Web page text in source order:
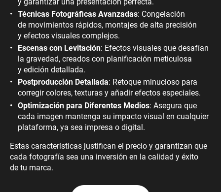
Técnicas Fotográficas Avanzadas: Congelación
de movimientos rápidos, montajes de alta precisión
y efectos visuales complejos.
Escenas con Levitación: Efectos visuales que desafían
la gravedad, creados con planificación meticulosa
y edición detallada.
Postproducción Detallada: Retoque minucioso para
corregir colores, texturas y añadir efectos especiales.
Optimización para Diferentes Medios: Asegura que
cada imagen mantenga su impacto visual en cualquier
plataforma, ya sea impresa o digital.
Estas características justifican el precio y garantizan que
cada fotografía sea una inversión en la calidad y éxito
de tu marca.